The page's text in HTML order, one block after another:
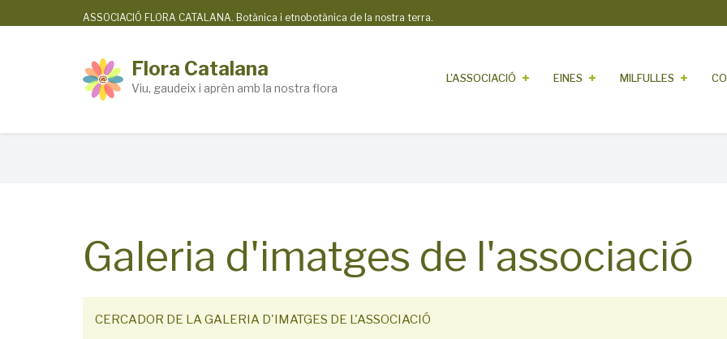
ASSOCIACIÓ FLORA CATALANA. Botànica i etnobotànica de la nostra terra.
Flora Catalana
Viu, gaudeix i aprèn amb la nostra flora
L'ASSOCIACIÓ EINES MILFULLES
Galeria d'imatges de l'associació
CERCADOR DE LA GALERIA D'IMATGES DE L'ASSOCIACIÓ